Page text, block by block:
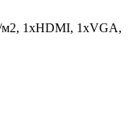
м2, 1хHDMI, 1хVGA,